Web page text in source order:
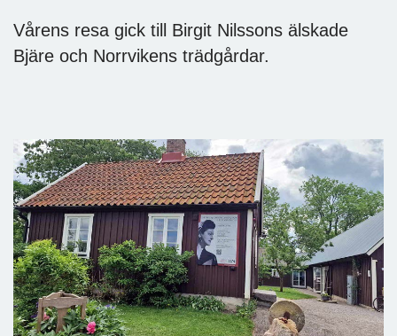
Vårens resa gick till Birgit Nilssons älskade
Bjäre och Norrvikens trädgårdar.